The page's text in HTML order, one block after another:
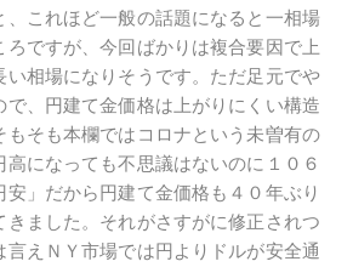
、これほど一般の話題になると一相場
ですが、今回ばかりは複合要因で上
い相場になりそうです。ただ足元でや
、円建て金価格は上がりにくい構造
もそも本欄ではコロナという未曽有の
になっても不思議はないのに１０６
安」だから円建て金価格も４０年ぶり
ました。それがさすがに修正されつ
言えＮＹ市場では円よりドルが安全通